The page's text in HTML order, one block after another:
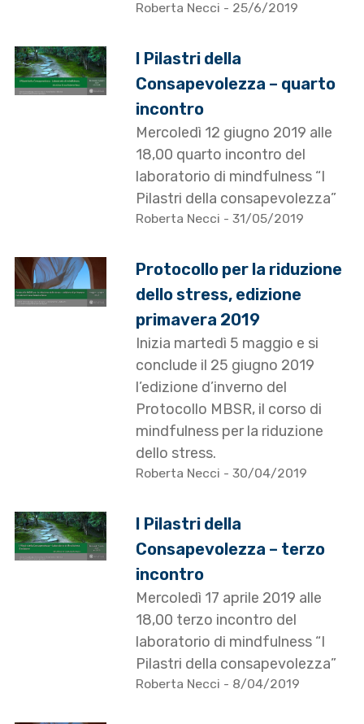
Roberta Necci - 25/6/2019
I Pilastri della
Consapevolezza – quarto
incontro
Mercoledì 12 giugno 2019 alle
18,00 quarto incontro del
laboratorio di mindfulness “I
Pilastri della consapevolezza”
Roberta Necci - 31/05/2019
Protocollo per la riduzione
dello stress, edizione
primavera 2019
Inizia martedì 5 maggio e si
conclude il 25 giugno 2019
l’edizione d’inverno del
Protocollo MBSR, il corso di
mindfulness per la riduzione
dello stress.
Roberta Necci - 30/04/2019
I Pilastri della
Consapevolezza – terzo
incontro
Mercoledì 17 aprile 2019 alle
18,00 terzo incontro del
laboratorio di mindfulness “I
Pilastri della consapevolezza”
Roberta Necci - 8/04/2019